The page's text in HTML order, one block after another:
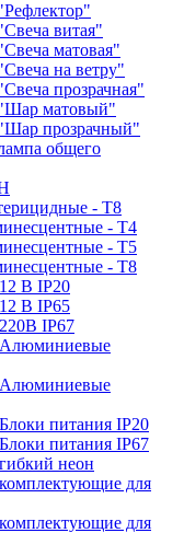
витая"
матовая"
на ветру"
прозрачная"
матовый"
прозрачный"
общего
- Т8
- Т4
- Т5
- Т8
В IP20
В IP65
IP67
Алюминиевые
Алюминиевые
питания IP20
питания IP67
неон
для
для